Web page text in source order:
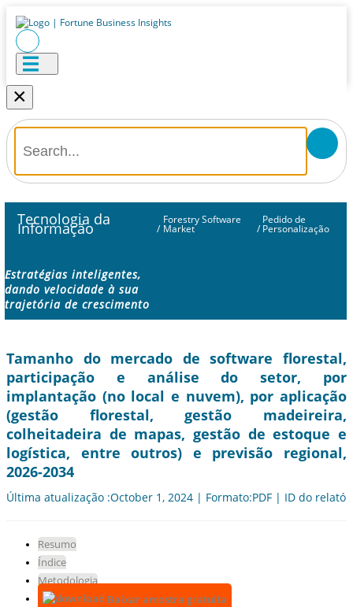
×
Tecnologia da
Informação /
Forestry Software
Market /
Pedido de
Personalização
Estratégias inteligentes,
dando velocidade à sua
trajetória de crescimento
Tamanho do mercado de software florestal,
participação e análise do setor, por
implantação (no local e nuvem), por aplicação
(gestão florestal, gestão madeireira,
colheitadeira de mapas, gestão de estoque e
logística, entre outros) e previsão regional,
2026-2034
Última atualização :October 1, 2024 | Formato:PDF | ID do
Resumo
Índice
Metodologia
Baixar amostra gratuita